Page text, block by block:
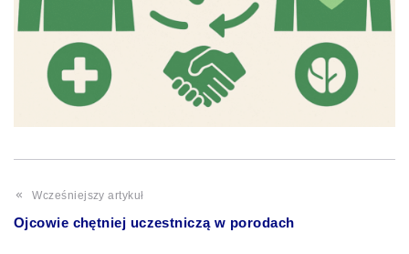
Wcześniejszy artykuł
Ojcowie chętniej uczestniczą w porodach